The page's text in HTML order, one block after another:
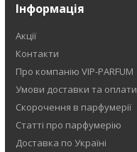
Інформація
Акції
Контакти
Про компанію VIP-PARFUM
Умови доставки та оплати
Скорочення в парфумерії
Статті про парфумерію
Доставка по Україні